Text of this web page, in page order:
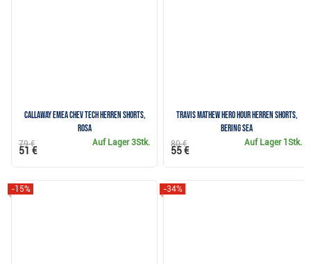
Callaway Emea Chev Tech Herren Shorts,
rosa
Auf Lager3Stk.
79 €
51 €
Travis Mathew Hero Hour Herren Shorts,
bering sea
Auf Lager 1Stk.
80 €
55 €
-15% -34%